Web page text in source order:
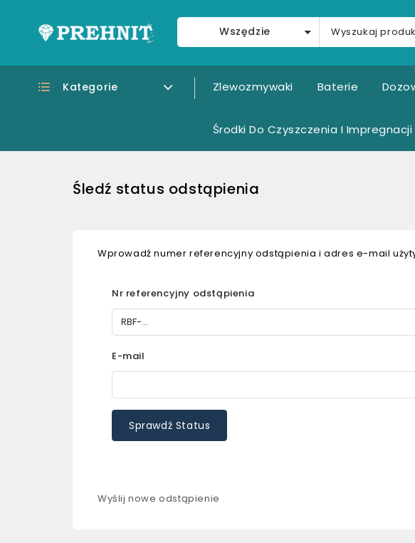
Wszędzie
Kategorie Zlewozmywaki Baterie
Środki Do Czyszczenia I Impregnacji
Śledź status odstąpienia
Wprowadź numer referencyjny odstąpienia i adres e-mail
Nr referencyjny odstąpienia
E-mail
Sprawdź Status
Wyślij nowe odstąpienie